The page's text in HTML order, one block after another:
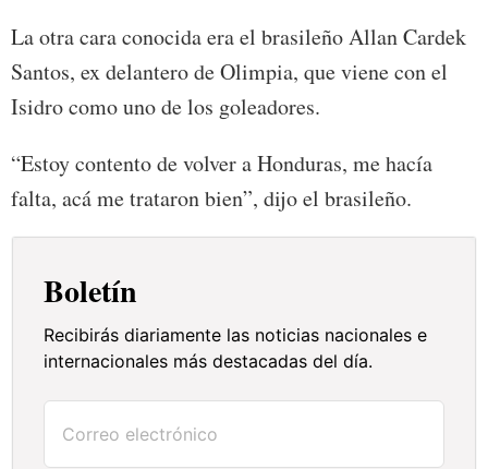
La otra cara conocida era el brasileño Allan Cardek
Santos, ex delantero de Olimpia, que viene con el
Isidro como uno de los goleadores.
“Estoy contento de volver a Honduras, me hacía
falta, acá me trataron bien”, dijo el brasileño.
Boletín
Recibirás diariamente las noticias nacionales e
internacionales más destacadas del día.